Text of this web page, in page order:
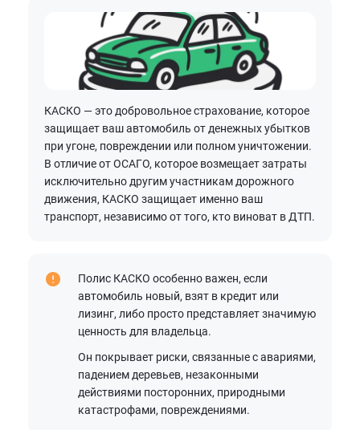
КАСКО — это добровольное страхование, которое
защищает ваш автомобиль от денежных убытков
при угоне, повреждении или полном уничтожении.
В отличие от ОСАГО, которое возмещает затраты
исключительно другим участникам дорожного
движения, КАСКО защищает именно ваш
транспорт, независимо от того, кто виноват в ДТП.
Полис КАСКО особенно важен, если
автомобиль новый, взят в кредит или
лизинг, либо просто представляет значимую
ценность для владельца.
Он покрывает риски, связанные с авариями,
падением деревьев, незаконными
действиями посторонних, природными
катастрофами, повреждениями.